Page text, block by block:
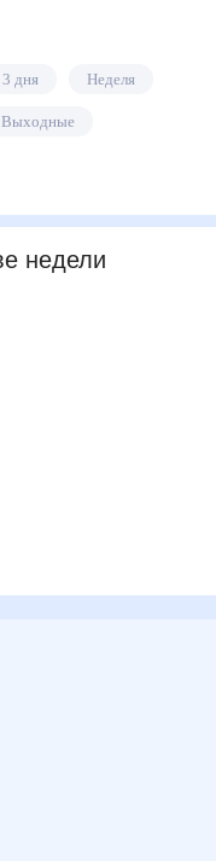
3 дня Неделя
Выходные
недели